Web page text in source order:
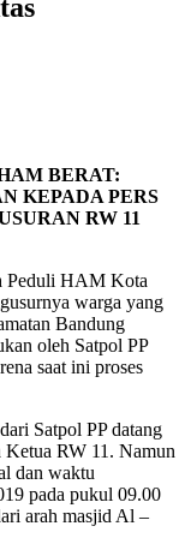
BERAT:
KEPADA PERS
RW 11
Peduli HAM Kota
warga yang
Bandung
oleh Satpol PP
saat ini proses
Satpol PP datang
Ketua RW 11. Namun
dan waktu
pada pukul 09.00
arah masjid Al –